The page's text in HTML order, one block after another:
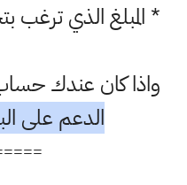
* المبلغ الذي ترغب
واذا كان عندك
الدعم على